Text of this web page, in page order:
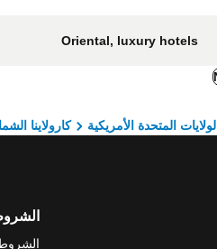
Oriental, luxury hotels
الولايات المتحدة الأمريكية كارولاينا